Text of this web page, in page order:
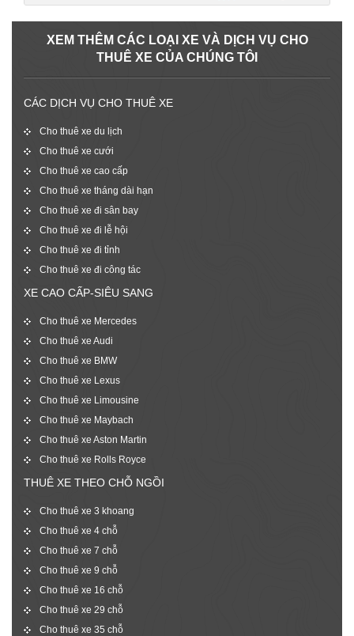
XEM THÊM CÁC LOẠI XE VÀ DỊCH VỤ CHO
THUÊ XE CỦA CHÚNG TÔI
CÁC DỊCH VỤ CHO THUÊ XE
Cho thuê xe du lịch
Cho thuê xe cưới
Cho thuê xe cao cấp
Cho thuê xe tháng dài hạn
Cho thuê xe đi sân bay
Cho thuê xe đi lễ hội
Cho thuê xe đi tỉnh
Cho thuê xe đi công tác
XE CAO CẤP-SIÊU SANG
Cho thuê xe Mercedes
Cho thuê xe Audi
Cho thuê xe BMW
Cho thuê xe Lexus
Cho thuê xe Limousine
Cho thuê xe Maybach
Cho thuê xe Aston Martin
Cho thuê xe Rolls Royce
THUÊ XE THEO CHỖ NGỒI
Cho thuê xe 3 khoang
Cho thuê xe 4 chỗ
Cho thuê xe 7 chỗ
Cho thuê xe 9 chỗ
Cho thuê xe 16 chỗ
Cho thuê xe 29 chỗ
Cho thuê xe 35 chỗ